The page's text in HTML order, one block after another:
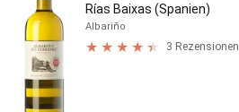
Rías Baixas (Spanien)
Albariño
3 Rezensionen